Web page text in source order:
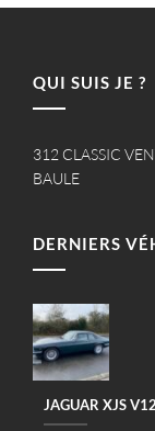
QUI SUIS JE ?
312 CLASSIC
BAULE
DERNIERS
JAGUAR XJS